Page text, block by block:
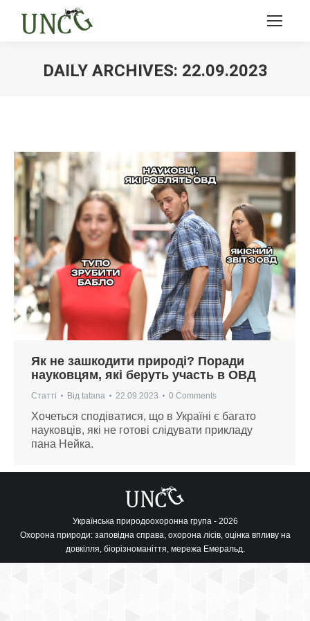
DAILY ARCHIVES: 22.09.2023
Як не зашкодити природі? Поради
науковцям, які беруть участь в ОВД
Статті Від tatana 22.09.2023 0 Comments
Хочеться сподіватися, що в Україні є багато
науковців, які не готові слідувати прикладу
пана Нейка.
Українська природоохоронна група - 2026
Охорона природи: заповідна справа, охорона лісів, оцінка впливу на
довкілля, біорізноманіття, мережа Емеральд.